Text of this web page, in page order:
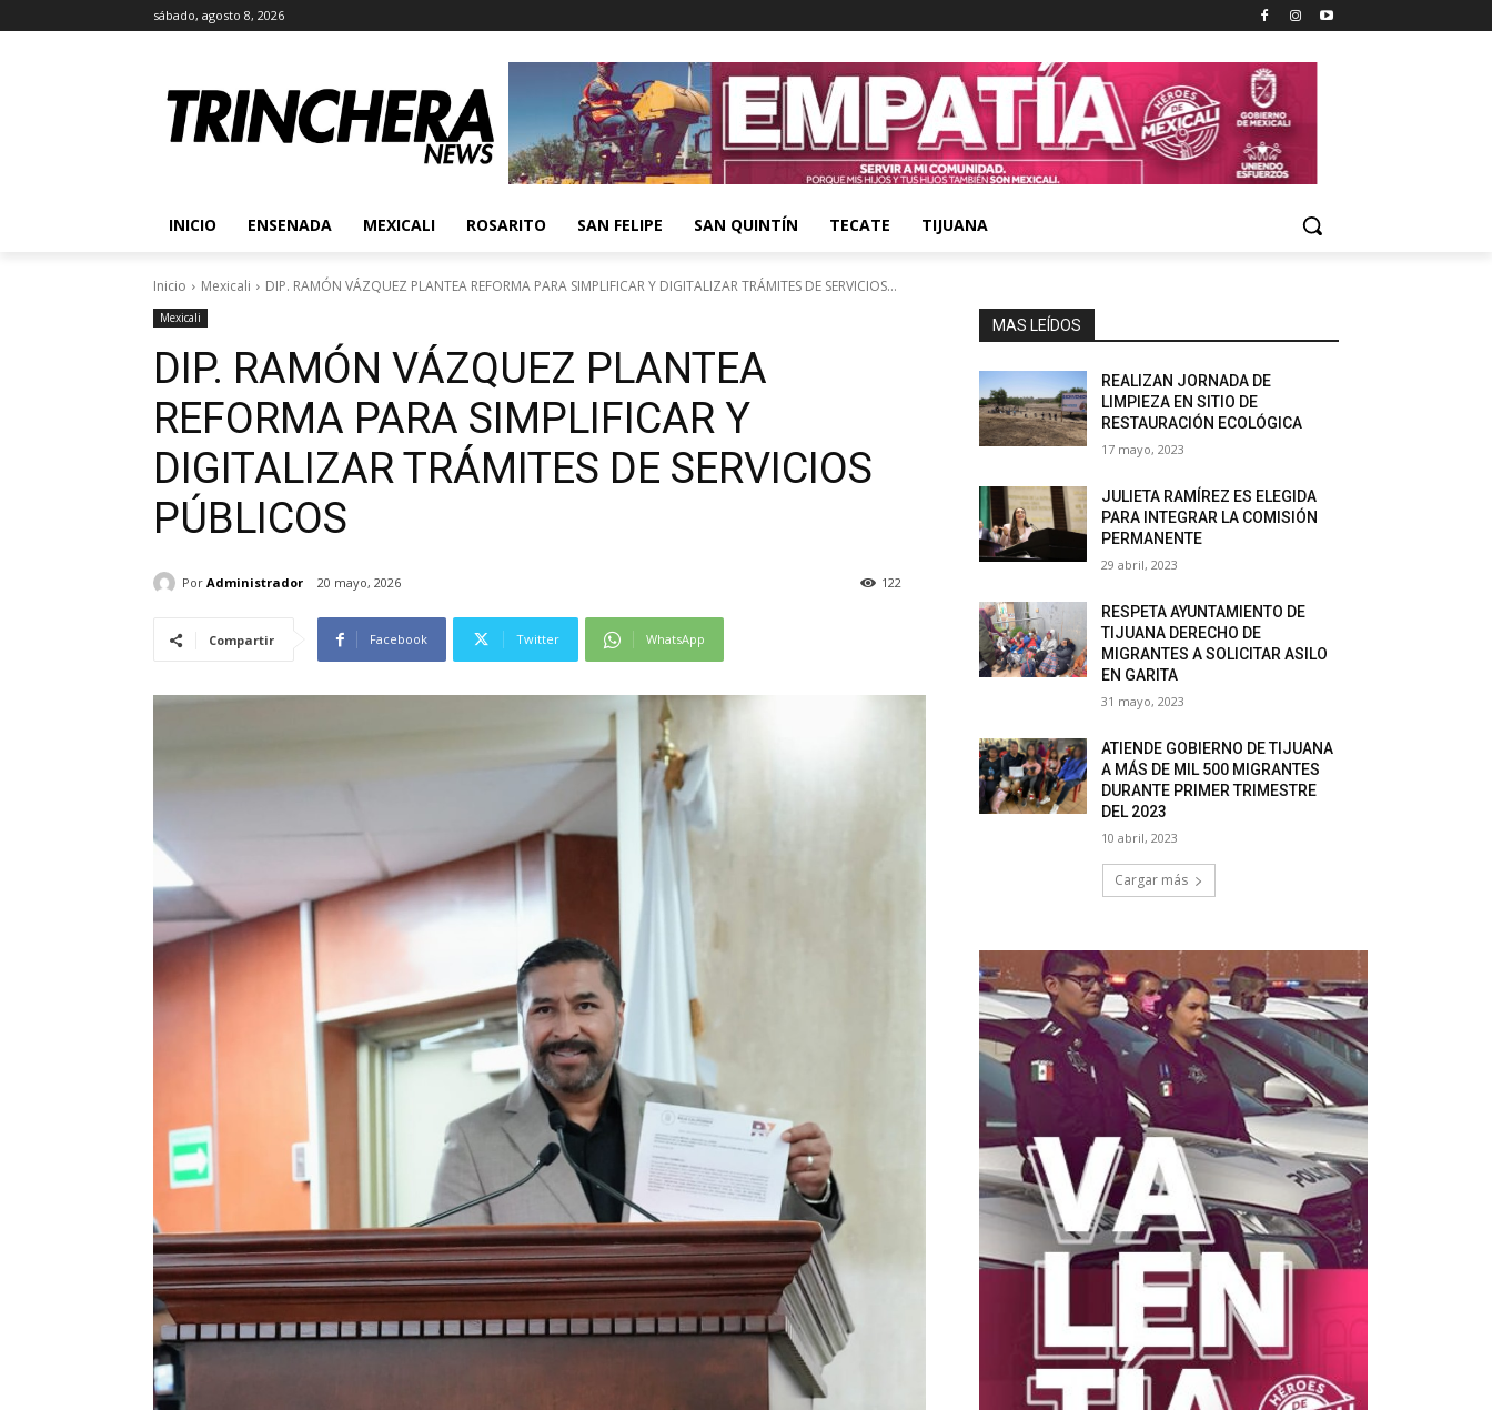
sábado, agosto 8, 2026
INICIO ENSENADA MEXICALI ROSARITO SAN FELIPE SAN QUINTÍN TECATE TIJUANA
Inicio Mexicali DIP. RAMÓN VÁZQUEZ PLANTEA REFORMA PARA SIMPLIFICAR Y DIGITALIZAR TRÁMITES DE SERVICIOS...
Mexicali
DIP. RAMÓN VÁZQUEZ PLANTEA
REFORMA PARA SIMPLIFICAR Y
DIGITALIZAR TRÁMITES DE SERVICIOS
PÚBLICOS
Por Administrador 20 mayo, 2026 122
Compartir Facebook Twitter WhatsApp
MAS LEÍDOS
REALIZAN JORNADA DE
LIMPIEZA EN SITIO DE
RESTAURACIÓN ECOLÓGICA
17 mayo, 2023
JULIETA RAMÍREZ ES ELEGIDA
PARA INTEGRAR LA COMISIÓN
PERMANENTE
29 abril, 2023
RESPETA AYUNTAMIENTO DE
TIJUANA DERECHO DE
MIGRANTES A SOLICITAR ASILO
EN GARITA
31 mayo, 2023
ATIENDE GOBIERNO DE TIJUANA
A MÁS DE MIL 500 MIGRANTES
DURANTE PRIMER TRIMESTRE
DEL 2023
10 abril, 2023
Cargar más